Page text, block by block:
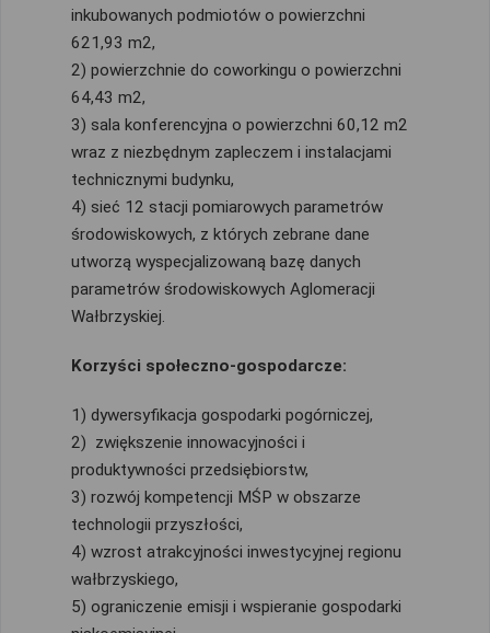
inkubowanych podmiotów o powierzchni
621,93 m2,
2) powierzchnie do coworkingu o powierzchni
64,43 m2,
3) sala konferencyjna o powierzchni 60,12 m2
wraz z niezbędnym zapleczem i instalacjami
technicznymi budynku,
4) sieć 12 stacji pomiarowych parametrów
środowiskowych, z których zebrane dane
utworzą wyspecjalizowaną bazę danych
parametrów środowiskowych Aglomeracji
Wałbrzyskiej.
Korzyści społeczno-gospodarcze:
1) dywersyfikacja gospodarki pogórniczej,
2) zwiększenie innowacyjności i
produktywności przedsiębiorstw,
3) rozwój kompetencji MŚP w obszarze
technologii przyszłości,
4) wzrost atrakcyjności inwestycyjnej regionu
wałbrzyskiego,
5) ograniczenie emisji i wspieranie gospodarki